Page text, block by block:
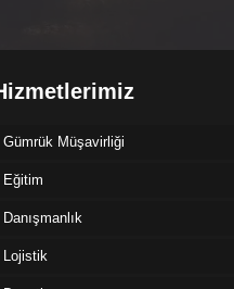
Gümrük Müşavirliği
Eğitim
Danışmanlık
Lojistik